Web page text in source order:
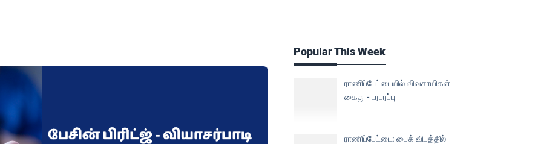
Popular This Week
ராணிப்பேட்டையில் விவசாயிகள்
கைது - பரபரப்பு
ராணிப்பேட்டை: பைக் விபத்தில்